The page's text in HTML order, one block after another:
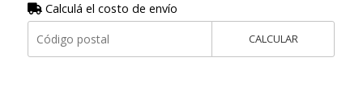
Calculá el costo de envío
CALCULAR